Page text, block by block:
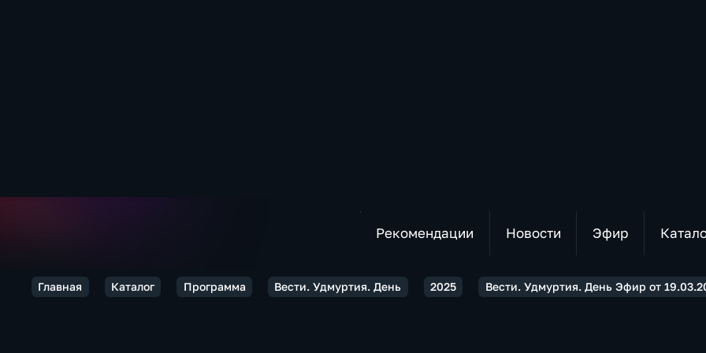
Рекомендации Новости Эфир
Главная Каталог Программа Вести. Удмуртия. День 2025 Вести. Удмуртия. День Эфир от